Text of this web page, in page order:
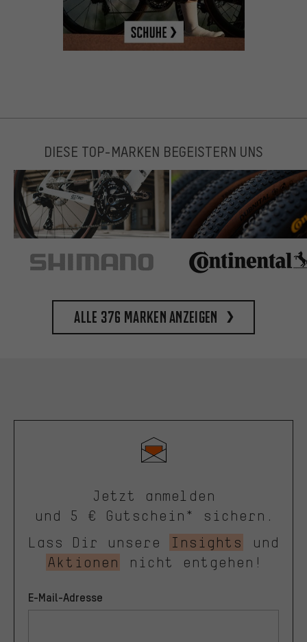
DIESE TOP-MARKEN BEGEISTERN UNS
Alle 376 Marken anzeigen
Jetzt anmelden
und 5 € Gutschein* sichern.
Lass Dir unsere
Insights
und
Aktionen
nicht entgehen!
E-Mail-Adresse